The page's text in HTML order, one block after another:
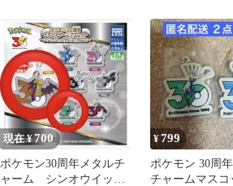
シュ ディアル
現在 ¥700
ポケモン30周年メタルチ
ャーム シンオウイッシ
¥799
ポケモン 30周
チャームマスコ